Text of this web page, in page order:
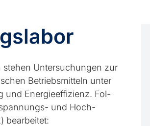
Un­ter­su­chun­gen zur
Be­triebs­mit­teln un­ter
und En­er­gie­ef­fi­zi­enz. Fol­
und Hoch­
be­ar­bei­tet: